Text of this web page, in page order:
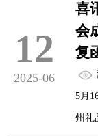
心
12
2025-06
喜
会
复
5月
州礼